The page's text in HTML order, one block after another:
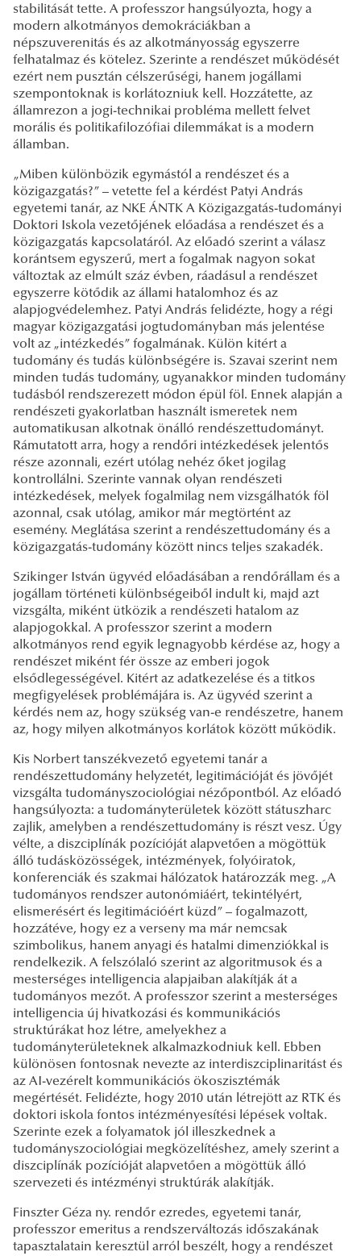
stabilitását tette. A professzor hangsúlyozta, hogy a
modern alkotmányos demokráciákban a
népszuverenitás és az alkotmányosság egyszerre
felhatalmaz és kötelez. Szerinte a rendészet működését
ezért nem pusztán célszerűségi, hanem jogállami
szempontoknak is korlátozniuk kell. Hozzátette, az
államrezon a jogi-technikai probléma mellett felvet
morális és politikafilozófiai dilemmákat is a modern
államban.
„Miben különbözik egymástól a rendészet és a
közigazgatás?” – vetette fel a kérdést Patyi András
egyetemi tanár, az NKE ÁNTK A Közigazgatás-tudományi
Doktori Iskola vezetőjének előadása a rendészet és a
közigazgatás kapcsolatáról. Az előadó szerint a válasz
korántsem egyszerű, mert a fogalmak nagyon sokat
változtak az elmúlt száz évben, ráadásul a rendészet
egyszerre kötődik az állami hatalomhoz és az
alapjogvédelemhez. Patyi András felidézte, hogy a régi
magyar közigazgatási jogtudományban más jelentése
volt az „intézkedés” fogalmának. Külön kitért a
tudomány és tudás különbségére is. Szavai szerint nem
minden tudás tudomány, ugyanakkor minden tudomány
tudásból rendszerezett módon épül föl. Ennek alapján a
rendészeti gyakorlatban használt ismeretek nem
automatikusan alkotnak önálló rendészettudományt.
Rámutatott arra, hogy a rendőri intézkedések jelentős
része azonnali, ezért utólag nehéz őket jogilag
kontrollálni. Szerinte vannak olyan rendészeti
intézkedések, melyek fogalmilag nem vizsgálhatók föl
azonnal, csak utólag, amikor már megtörtént az
esemény. Meglátása szerint a rendészettudomány és a
közigazgatás-tudomány között nincs teljes szakadék.
Szikinger István ügyvéd előadásában a rendőrállam és a
jogállam történeti különbségeiből indult ki, majd azt
vizsgálta, miként ütközik a rendészeti hatalom az
alapjogokkal. A professzor szerint a modern
alkotmányos rend egyik legnagyobb kérdése az, hogy a
rendészet miként fér össze az emberi jogok
elsődlegességével. Kitért az adatkezelése és a titkos
megfigyelések problémájára is. Az ügyvéd szerint a
kérdés nem az, hogy szükség van-e rendészetre, hanem
az, hogy milyen alkotmányos korlátok között működik.
Kis Norbert tanszékvezető egyetemi tanár a
rendészettudomány helyzetét, legitimációját és jövőjét
vizsgálta tudományszociológiai nézőpontból. Az előadó
hangsúlyozta: a tudományterületek között státuszharc
zajlik, amelyben a rendészettudomány is részt vesz. Úgy
vélte, a diszciplínák pozícióját alapvetően a mögöttük
álló tudásközösségek, intézmények, folyóiratok,
konferenciák és szakmai hálózatok határozzák meg. „A
tudományos rendszer autonómiáért, tekintélyért,
elismerésért és legitimációért küzd” – fogalmazott,
hozzátéve, hogy ez a verseny ma már nemcsak
szimbolikus, hanem anyagi és hatalmi dimenziókkal is
rendelkezik. A felszólaló szerint az algoritmusok és a
mesterséges intelligencia alapjaiban alakítják át a
tudományos mezőt. A professzor szerint a mesterséges
intelligencia új hivatkozási és kommunikációs
struktúrákat hoz létre, amelyekhez a
tudományterületeknek alkalmazkodniuk kell. Ebben
különösen fontosnak nevezte az interdiszciplinaritást és
az AI-vezérelt kommunikációs ökoszisztémák
megértését. Felidézte, hogy 2010 után létrejött az RTK és
doktori iskola fontos intézményesítési lépések voltak.
Szerinte ezek a folyamatok jól illeszkednek a
tudományszociológiai megközelítéshez, amely szerint a
diszciplínák pozícióját alapvetően a mögöttük álló
szervezeti és intézményi struktúrák alakítják.
Finszter Géza ny. rendőr ezredes, egyetemi tanár,
professzor emeritus a rendszerváltozás időszakának
tapasztalatain keresztül arról beszélt, hogy a rendészet